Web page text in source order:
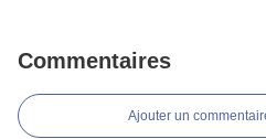
Commentaires
Ajouter un